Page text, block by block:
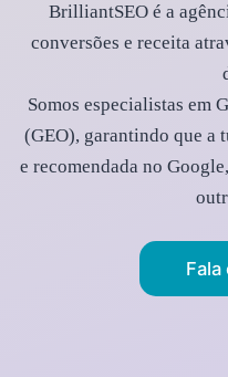
BrilliantSEO é a
conversões e receita
Somos especialistas em
(GEO), garantindo que a
e recomendada no